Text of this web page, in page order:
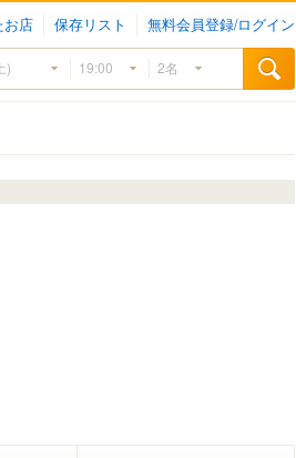
お店 保存リスト 無料会員登録/ログイン